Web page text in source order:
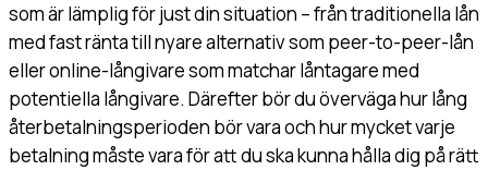
som är lämplig för just din situation – från traditionella lån
med fast ränta till nyare alternativ som peer-to-peer-lån
eller online-långivare som matchar låntagare med
potentiella långivare. Därefter bör du överväga hur lång
återbetalningsperioden bör vara och hur mycket varje
betalning måste vara för att du ska kunna hålla dig på rätt